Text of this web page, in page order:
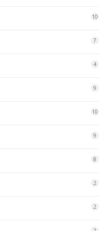
10
7
4
9
10
9
8
2
2